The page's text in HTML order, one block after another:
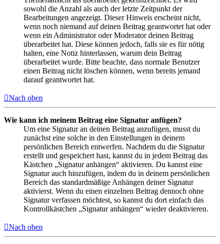
sowohl die Anzahl als auch der letzte Zeitpunkt der
Bearbeitungen angezeigt. Dieser Hinweis erscheint nicht,
wenn noch niemand auf deinen Beitrag geantwortet hat oder
wenn ein Administrator oder Moderator deinen Beitrag
überarbeitet hat. Diese können jedoch, falls sie es für nötig
halten, eine Notiz hinterlassen, warum dein Beitrag
überarbeitet wurde. Bitte beachte, dass normale Benutzer
einen Beitrag nicht löschen können, wenn bereits jemand
darauf geantwortet hat.
Nach oben
Wie kann ich meinem Beitrag eine Signatur anfügen?
Um eine Signatur an deinen Beitrag anzufügen, musst du
zunächst eine solche in den Einstellungen in deinem
persönlichen Bereich entwerfen. Nachdem du die Signatur
erstellt und gespeichert hast, kannst du in jedem Beitrag das
Kästchen „Signatur anhängen“ aktivieren. Du kannst eine
Signatur auch hinzufügen, indem du in deinem persönlichen
Bereich das standardmäßige Anhängen deiner Signatur
aktivierst. Wenn du einen einzelnen Beitrag dennoch ohne
Signatur verfassen möchtest, so kannst du dort einfach das
Kontrollkästchen „Signatur anhängen“ wieder deaktivieren.
Nach oben